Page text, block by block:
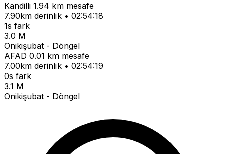
Kandilli 1.94 km mesafe
7.90km derinlik • 02:54:18
1s fark
3.0 M
Onikişubat - Döngel
AFAD 0.01 km mesafe
7.00km derinlik • 02:54:19
0s fark
3.1 M
Onikişubat - Döngel